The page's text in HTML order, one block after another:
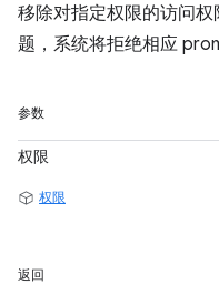
移除对指定权限的访问
题，系统将拒绝相应
参数
权限
权限
返回